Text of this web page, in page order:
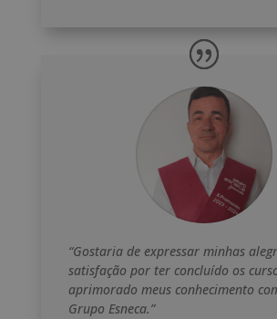
“Gostaria de expressar minhas
satisfação por ter concluído os
aprimorado meus conhecimento
Grupo Esneca.”